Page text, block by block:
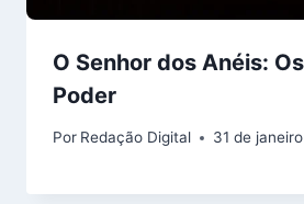
O Senhor dos Anéis:
Poder
Por Redação Digital 31 de